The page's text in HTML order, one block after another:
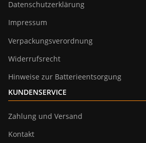
Datenschutzerklärung
Impressum
Verpackungsverordnung
Widerrufsrecht
Hinweise zur Batterieentsorgung
KUNDENSERVICE
Zahlung und Versand
Kontakt